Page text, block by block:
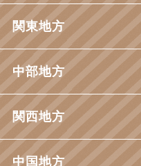
関東地方
中部地方
関西地方
中国地方